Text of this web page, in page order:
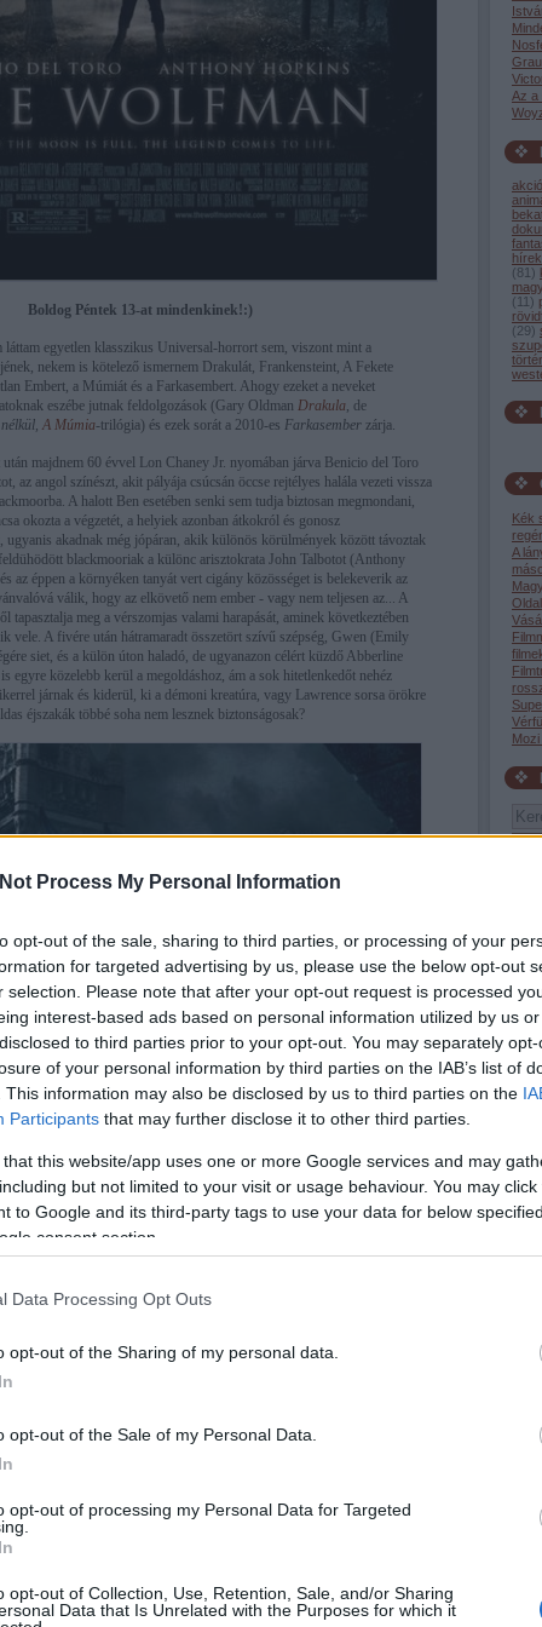
Process My Personal Information
opt-out of the sale, sharing to third parties, or processing of your
for targeted advertising by us, please use the below opt-out
selection. Please note that after your opt-out request is processed
interest-based ads based on personal information utilized by us
to third parties prior to your opt-out. You may separately
of your personal information by third parties on the IAB’s list of
This information may also be disclosed by us to third parties on the
Participants that may further disclose it to other third parties.
that this website/app uses one or more Google services and may
but not limited to your visit or usage behaviour. You may
to Google and its third-party tags to use your data for below
consent section.
Data Processing Opt Outs
opt-out of the Sharing of my personal data.
opt-out of the Sale of my Personal Data.
opt-out of processing my Personal Data for Targeted
opt-out of Collection, Use, Retention, Sale, and/or Sharing
Data that Is Unrelated with the Purposes for which it
Az a
akció
hírek
(81 )
(11 )
(29)
Kék
A
Oldal
akik
róla
film
Boldog Péntek 13-at mindenkinek!:)
láttam egyetlen klasszikus Universal-horrort sem, viszont mint a
nekem is kötelező ismernem Drakulát, Frankensteint, A Fekete
Embert, a Múmiát és a Farkasembert. Ahogy ezeket a neveket
eszébe jutnak feldolgozások (Gary Oldman Drakula, de
A Múmia-trilógia) és ezek sorát a 2010-es Farkasember zárja.
majdnem 60 évvel Lon Chaney Jr. nyomában járva Benicio del Toro
az angol színészt, akit pályája csúcsán öccse rejtélyes halála vezeti vissza
A halott Ben esetében senki sem tudja biztosan megmondani,
okozta a végzetét, a helyiek azonban átkokról és gonosz
ugyanis akadnak még jópáran, akik különös körülmények között távoztak
blackmooriak a különc arisztokrata John Talbotot (Anthony
az éppen a környéken tanyát vert cigány közösséget is belekeverik az
válik, hogy az elkövető nem ember - vagy nem teljesen az... A
tapasztalja meg a vérszomjas valami harapását, aminek következtében
vele. A fivére után hátramaradt összetört szívű szépség, Gwen (Emily
siet, és a külön úton haladó, de ugyanazon célért küzdő Abberline
egyre közelebb kerül a megoldáshoz, ám a sok hitetlenkedőt nehéz
járnak és kiderül, ki a démoni kreatúra, vagy Lawrence sorsa örökre
éjszakák többé soha nem lesznek biztonságosak?
karakteres gyilkos vagy király szörny (a kettő lehet egy és ugyanaz), sok
meg borzongató atmoszféra. A
The Wolfman
készítőinek sikerült
modern maszkolási technikáknak köszönhetően új életre kelve riogasson;
csonkítást premier plánban tárnak elénk, ami így igazán húsba vágó
a szép nőket, Anthony Hopkins az érdekes karaktereket, Benicio del
kitűnő képességeivel méltó utódja az ifjabbik Chaney-nek. Őket még
kalózaiból ismert David Schofield (ott a gonosz inasa, itt a
Walker (Az Álmosvölgy Legendája) és David Self (Az átok
Curt Siodmak 1941-es szkriptje alapján. A zenét Danny Elfman szerezte,